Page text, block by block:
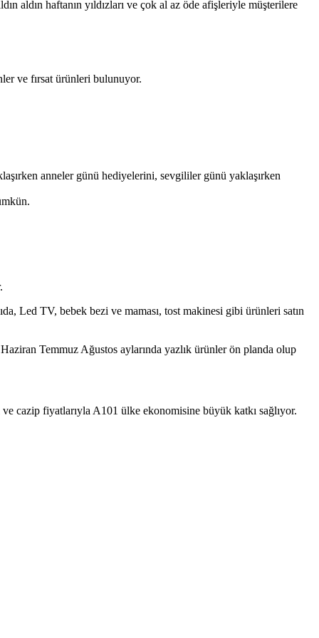
haftanın yıldızları ve çok al az öde afişleriyle müşterilere
ve fırsat ürünleri bulunuyor.
anneler günü hediyelerini, sevgililer günü yaklaşırken
Led TV, bebek bezi ve maması, tost makinesi gibi ürünleri satın
Temmuz Ağustos aylarında yazlık ürünler ön planda olup
ve cazip fiyatlarıyla A101 ülke ekonomisine büyük katkı sağlıyor.